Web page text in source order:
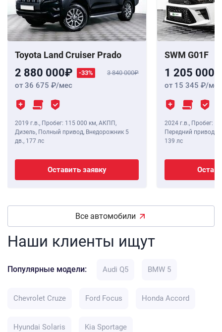
Toyota Land Cruiser Prado
2 880 000 -33% 3 840 000
от 36 675 /мес
2019 г.в., Пробег: 115 000 км, АКПП,
Дизель, Полный привод, Внедорожник 5
дв., 177 лс
Оставить заявку
SWM G01F
1 205 000
от 15 345 /мес
2024 г.в., Пробег: 8
Передний привод,
139 лс
Все автомобили
Наши клиенты ищут
Популярные модели: Audi Q5 BMW 5
Chevrolet Cruze Ford Focus Honda Accord
Hyundai Solaris Kia Sportage